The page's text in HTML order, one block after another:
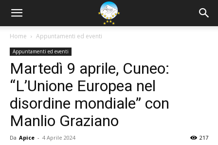
Home Appuntamenti ed eventi
Appuntamenti ed eventi
Martedì 9 aprile, Cuneo:
“L’Unione Europea nel
disordine mondiale” con
Manlio Graziano
Da Apice - 4 Aprile 2024 217